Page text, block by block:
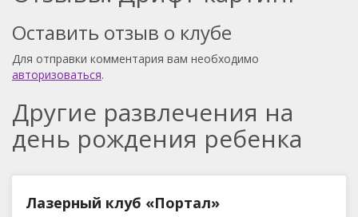
Оставить отзыв о клубе
Для отправки комментария вам необходимо
авторизоваться.
Другие развлечения на
день рождения ребенка
Лазерный клуб «Портал»